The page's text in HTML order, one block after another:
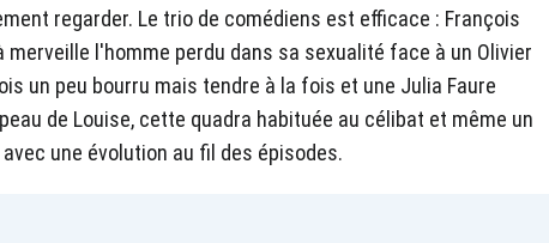
regarder. Le trio de comédiens est efficace : François
merveille l'homme perdu dans sa sexualité face à un Olivier
un peu bourru mais tendre à la fois et une Julia Faure
de Louise, cette quadra habituée au célibat et même un
une évolution au fil des épisodes.